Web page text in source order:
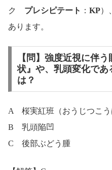
ク プレシピテート ： KP）
あります。
【問】強度近視に伴
状』や、乳頭変化で
は？
A 桜実紅班（おうじつこう
B 乳頭陥凹
C 後部ぶどう腫